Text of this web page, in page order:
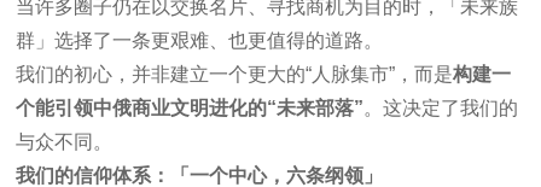
当许多圈子仍在以交换名片、寻找商机为目的时，「未来族
群」选择了一条更艰难、也更值得的道路。
我们的初心，并非建立一个更大的“人脉集市”，而是构建一
个能引领中俄商业文明进化的“未来部落”。这决定了我们的
与众不同。
我们的信仰体系：「一个中心，六条纲领」